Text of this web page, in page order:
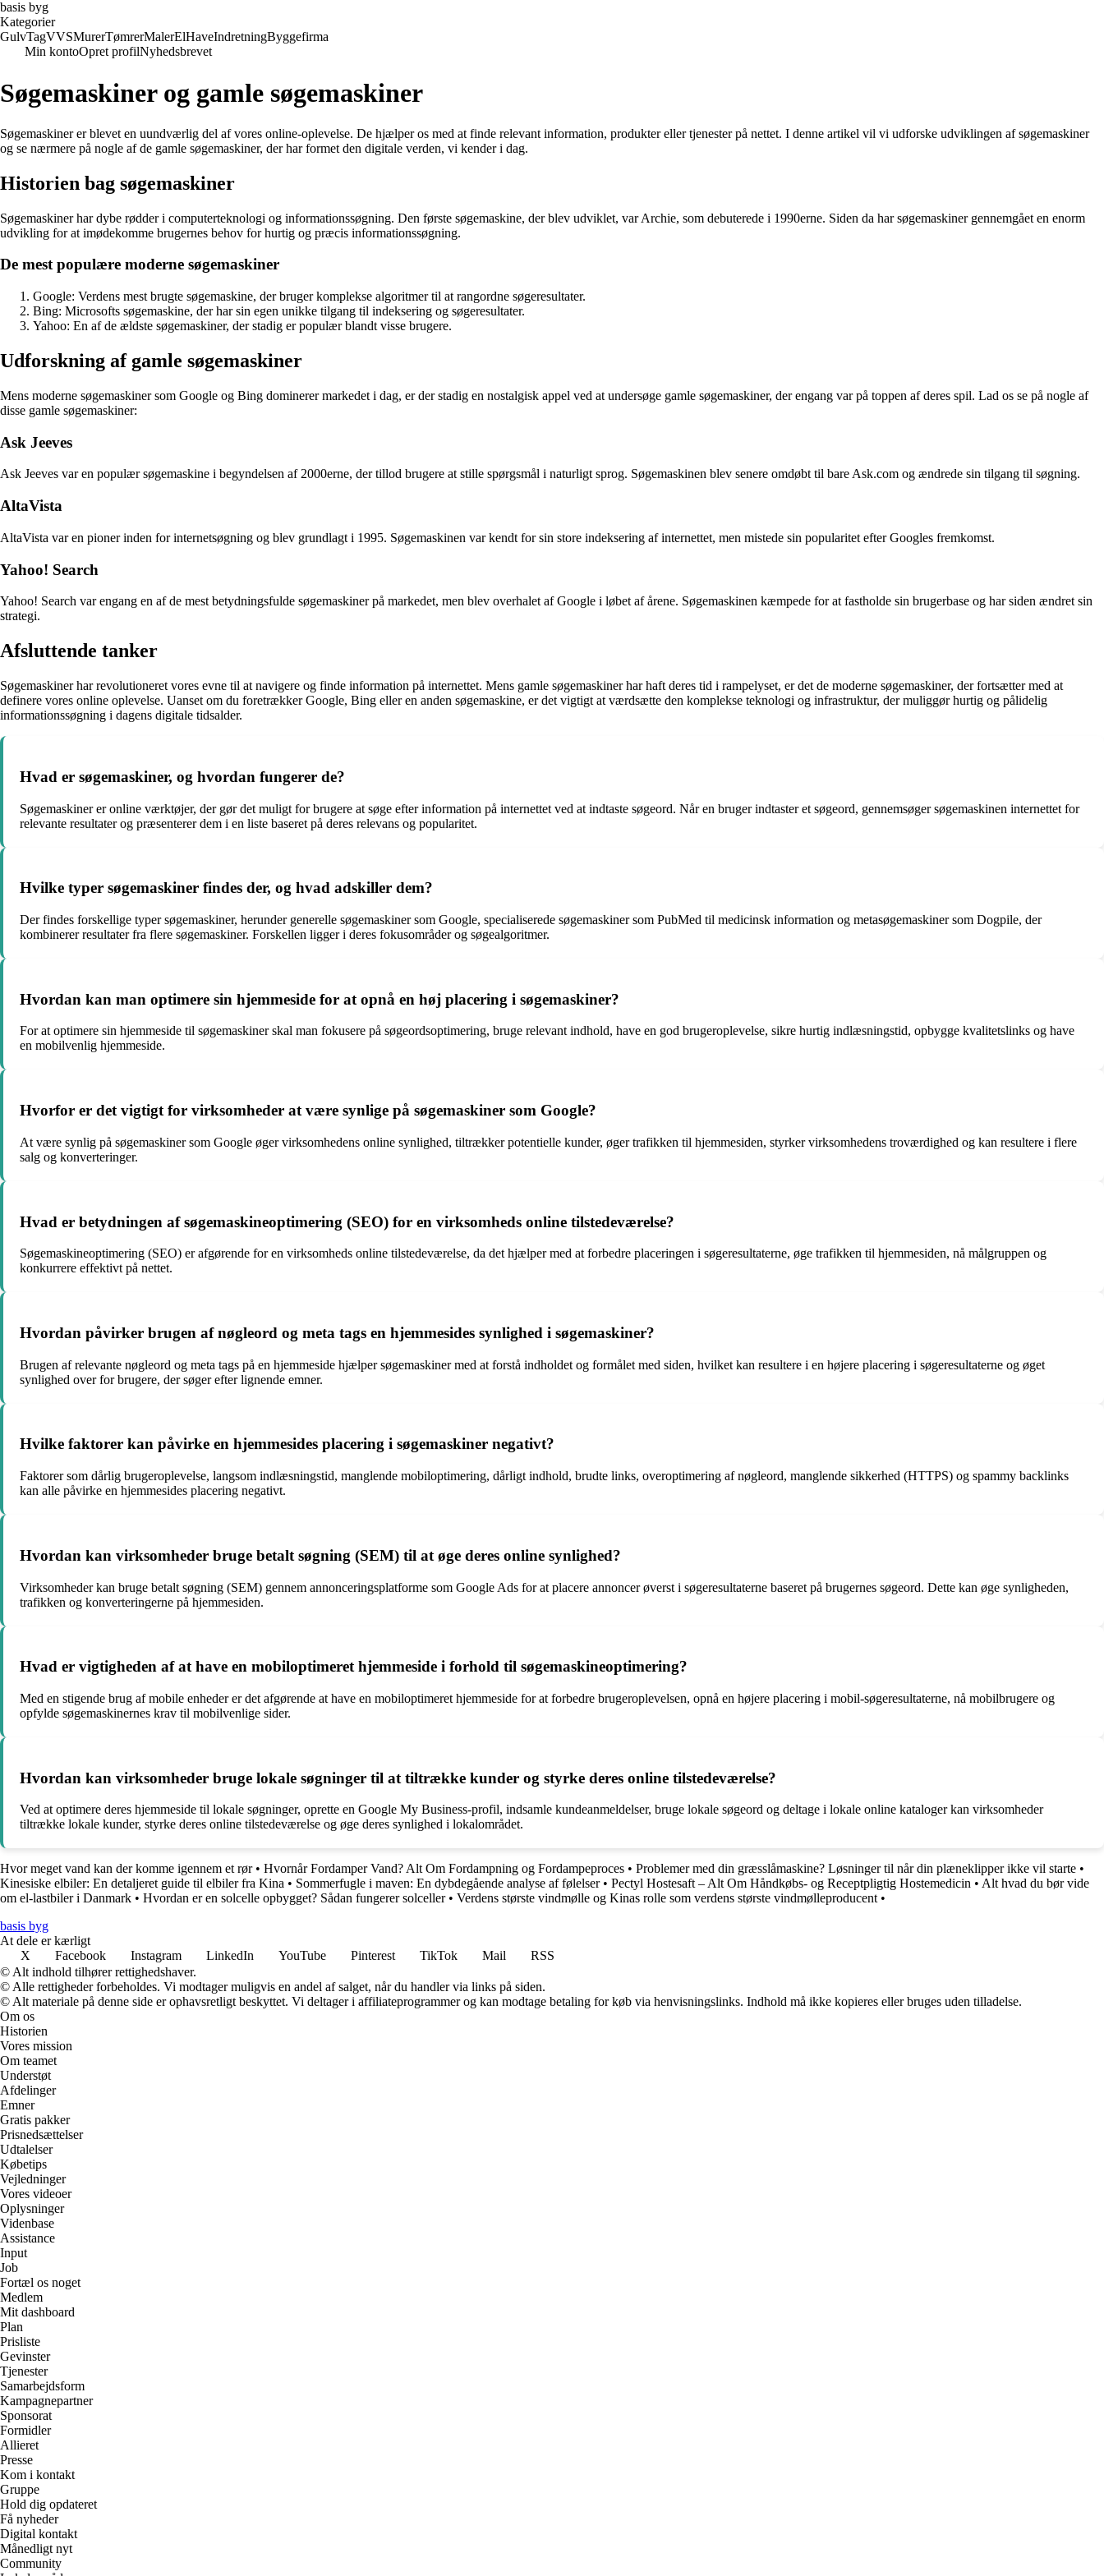
basis byg
Kategorier
GulvTagVVSMurerTømrerMalerElHaveIndretningByggefirma
Min kontoOpret profilNyhedsbrevet
Søgemaskiner og gamle søgemaskiner
Søgemaskiner er blevet en uundværlig del af vores online-oplevelse. De hjælper os med at finde relevant information, produkter eller tjenester på nettet. I denne artikel vil vi udforske udviklingen af søgemaskiner
og se nærmere på nogle af de gamle søgemaskiner, der har formet den digitale verden, vi kender i dag.
Historien bag søgemaskiner
Søgemaskiner har dybe rødder i computerteknologi og informationssøgning. Den første søgemaskine, der blev udviklet, var Archie, som debuterede i 1990erne. Siden da har søgemaskiner gennemgået en enorm
udvikling for at imødekomme brugernes behov for hurtig og præcis informationssøgning.
De mest populære moderne søgemaskiner
Google: Verdens mest brugte søgemaskine, der bruger komplekse algoritmer til at rangordne søgeresultater.
Bing: Microsofts søgemaskine, der har sin egen unikke tilgang til indeksering og søgeresultater.
Yahoo: En af de ældste søgemaskiner, der stadig er populær blandt visse brugere.
Udforskning af gamle søgemaskiner
Mens moderne søgemaskiner som Google og Bing dominerer markedet i dag, er der stadig en nostalgisk appel ved at undersøge gamle søgemaskiner, der engang var på toppen af deres spil. Lad os se på nogle af
disse gamle søgemaskiner:
Ask Jeeves
Ask Jeeves var en populær søgemaskine i begyndelsen af 2000erne, der tillod brugere at stille spørgsmål i naturligt sprog. Søgemaskinen blev senere omdøbt til bare Ask.com og ændrede sin tilgang til søgning.
AltaVista
AltaVista var en pioner inden for internetsøgning og blev grundlagt i 1995. Søgemaskinen var kendt for sin store indeksering af internettet, men mistede sin popularitet efter Googles fremkomst.
Yahoo! Search
Yahoo! Search var engang en af de mest betydningsfulde søgemaskiner på markedet, men blev overhalet af Google i løbet af årene. Søgemaskinen kæmpede for at fastholde sin brugerbase og har siden ændret sin
strategi.
Afsluttende tanker
Søgemaskiner har revolutioneret vores evne til at navigere og finde information på internettet. Mens gamle søgemaskiner har haft deres tid i rampelyset, er det de moderne søgemaskiner, der fortsætter med at
definere vores online oplevelse. Uanset om du foretrækker Google, Bing eller en anden søgemaskine, er det vigtigt at værdsætte den komplekse teknologi og infrastruktur, der muliggør hurtig og pålidelig
informationssøgning i dagens digitale tidsalder.
Hvad er søgemaskiner, og hvordan fungerer de?
Søgemaskiner er online værktøjer, der gør det muligt for brugere at søge efter information på internettet ved at indtaste søgeord. Når en bruger indtaster et søgeord, gennemsøger søgemaskinen internettet for
relevante resultater og præsenterer dem i en liste baseret på deres relevans og popularitet.
Hvilke typer søgemaskiner findes der, og hvad adskiller dem?
Der findes forskellige typer søgemaskiner, herunder generelle søgemaskiner som Google, specialiserede søgemaskiner som PubMed til medicinsk information og metasøgemaskiner som Dogpile, der
kombinerer resultater fra flere søgemaskiner. Forskellen ligger i deres fokusområder og søgealgoritmer.
Hvordan kan man optimere sin hjemmeside for at opnå en høj placering i søgemaskiner?
For at optimere sin hjemmeside til søgemaskiner skal man fokusere på søgeordsoptimering, bruge relevant indhold, have en god brugeroplevelse, sikre hurtig indlæsningstid, opbygge kvalitetslinks og have
en mobilvenlig hjemmeside.
Hvorfor er det vigtigt for virksomheder at være synlige på søgemaskiner som Google?
At være synlig på søgemaskiner som Google øger virksomhedens online synlighed, tiltrækker potentielle kunder, øger trafikken til hjemmesiden, styrker virksomhedens troværdighed og kan resultere i flere
salg og konverteringer.
Hvad er betydningen af søgemaskineoptimering (SEO) for en virksomheds online tilstedeværelse?
Søgemaskineoptimering (SEO) er afgørende for en virksomheds online tilstedeværelse, da det hjælper med at forbedre placeringen i søgeresultaterne, øge trafikken til hjemmesiden, nå målgruppen og
konkurrere effektivt på nettet.
Hvordan påvirker brugen af nøgleord og meta tags en hjemmesides synlighed i søgemaskiner?
Brugen af relevante nøgleord og meta tags på en hjemmeside hjælper søgemaskiner med at forstå indholdet og formålet med siden, hvilket kan resultere i en højere placering i søgeresultaterne og øget
synlighed over for brugere, der søger efter lignende emner.
Hvilke faktorer kan påvirke en hjemmesides placering i søgemaskiner negativt?
Faktorer som dårlig brugeroplevelse, langsom indlæsningstid, manglende mobiloptimering, dårligt indhold, brudte links, overoptimering af nøgleord, manglende sikkerhed (HTTPS) og spammy backlinks
kan alle påvirke en hjemmesides placering negativt.
Hvordan kan virksomheder bruge betalt søgning (SEM) til at øge deres online synlighed?
Virksomheder kan bruge betalt søgning (SEM) gennem annonceringsplatforme som Google Ads for at placere annoncer øverst i søgeresultaterne baseret på brugernes søgeord. Dette kan øge synligheden,
trafikken og konverteringerne på hjemmesiden.
Hvad er vigtigheden af at have en mobiloptimeret hjemmeside i forhold til søgemaskineoptimering?
Med en stigende brug af mobile enheder er det afgørende at have en mobiloptimeret hjemmeside for at forbedre brugeroplevelsen, opnå en højere placering i mobil-søgeresultaterne, nå mobilbrugere og
opfylde søgemaskinernes krav til mobilvenlige sider.
Hvordan kan virksomheder bruge lokale søgninger til at tiltrække kunder og styrke deres online tilstedeværelse?
Ved at optimere deres hjemmeside til lokale søgninger, oprette en Google My Business-profil, indsamle kundeanmeldelser, bruge lokale søgeord og deltage i lokale online kataloger kan virksomheder
tiltrække lokale kunder, styrke deres online tilstedeværelse og øge deres synlighed i lokalområdet.
Hvor meget vand kan der komme igennem et rør• Hvornår Fordamper Vand? Alt Om Fordampning og Fordampeproces • Problemer med din græsslåmaskine? Løsninger til når din plæneklipper ikke vil starte •
Kinesiske elbiler: En detaljeret guide til elbiler fra Kina • Sommerfugle i maven: En dybdegående analyse af følelser• Pectyl Hostesaft – Alt Om Håndkøbs- og Receptpligtig Hostemedicin • Alt hvad du bør vide
om el-lastbiler i Danmark • Hvordan er en solcelle opbygget? Sådan fungerer solceller• Verdens største vindmølle og Kinas rolle som verdens største vindmølleproducent•
basis byg
At dele er kærligt
X
Facebook Instagram LinkedIn YouTube Pinterest TikTok Mail
RSS
© Alt indhold tilhører rettighedshaver.
© Alle rettigheder forbeholdes. Vi modtager muligvis en andel af salget, når du handler via links på siden.
© Alt materiale på denne side er ophavsretligt beskyttet. Vi deltager i affiliateprogrammer og kan modtage betaling for køb via henvisningslinks. Indhold må ikke kopieres eller bruges uden tilladelse.
Om os
Historien
Vores mission
Om teamet
Understøt
Afdelinger
Emner
Gratis pakker
Prisnedsættelser
Udtalelser
Købetips
Vejledninger
Vores videoer
Oplysninger
Videnbase
Assistance
Input
Job
Fortæl os noget
Medlem
Mit dashboard
Plan
Prisliste
Gevinster
Tjenester
Samarbejdsform
Kampagnepartner
Sponsorat
Formidler
Allieret
Presse
Kom i kontakt
Gruppe
Hold dig opdateret
Få nyheder
Digital kontakt
Månedligt nyt
Community